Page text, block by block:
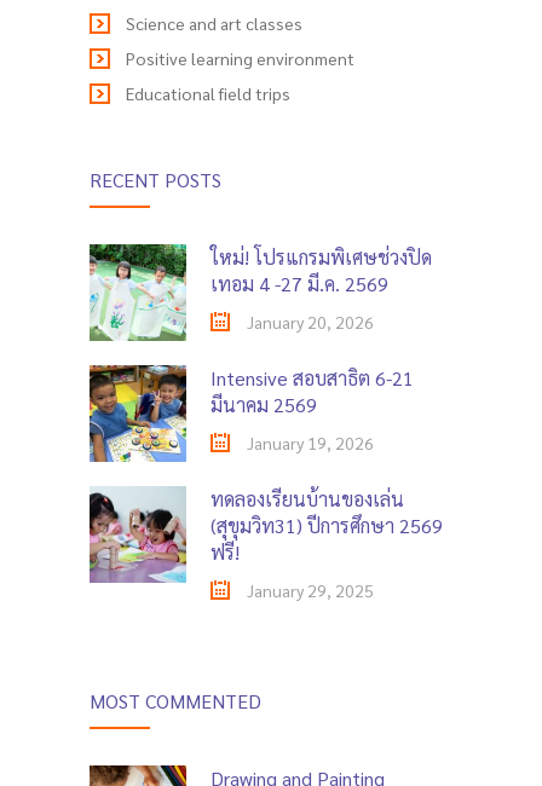
Science and art classes
Positive learning environment
Educational field trips
RECENT POSTS
ใหม่! โปรแกรมพิเศษช่วงปิด
เทอม 4 -27 มี.ค. 2569
January 20, 2026
Intensive สอบสาธิต 6-21
มีนาคม 2569
January 19, 2026
ทดลองเรียนบ้านของเล่น
(สุขุมวิท31) ปีการศึกษา 2569
ฟรี!
January 29, 2025
MOST COMMENTED
Drawing and Painting